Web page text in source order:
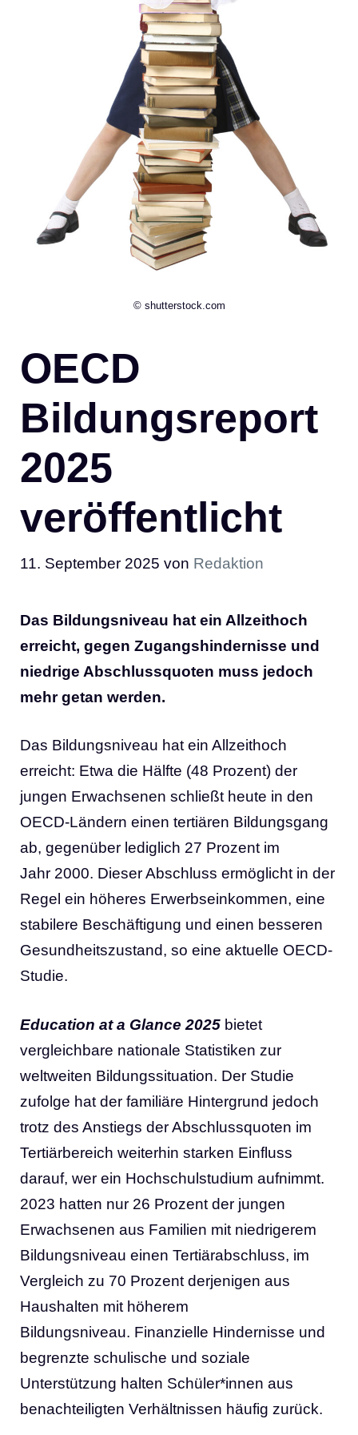
© shutterstock.com
OECD
Bildungsreport
2025
veröffentlicht
11. September 2025 von Redaktion
Das Bildungsniveau hat ein Allzeithoch
erreicht, gegen Zugangshindernisse und
niedrige Abschlussquoten muss jedoch
mehr getan werden.
Das Bildungsniveau hat ein Allzeithoch
erreicht: Etwa die Hälfte (48 Prozent) der
jungen Erwachsenen schließt heute in den
OECD-Ländern einen tertiären Bildungsgang
ab, gegenüber lediglich 27 Prozent im
Jahr 2000. Dieser Abschluss ermöglicht in der
Regel ein höheres Erwerbseinkommen, eine
stabilere Beschäftigung und einen besseren
Gesundheitszustand, so eine aktuelle OECD-
Studie.
Education at a Glance 2025 bietet
vergleichbare nationale Statistiken zur
weltweiten Bildungssituation. Der Studie
zufolge hat der familiäre Hintergrund jedoch
trotz des Anstiegs der Abschlussquoten im
Tertiärbereich weiterhin starken Einfluss
darauf, wer ein Hochschulstudium aufnimmt.
2023 hatten nur 26 Prozent der jungen
Erwachsenen aus Familien mit niedrigerem
Bildungsniveau einen Tertiärabschluss, im
Vergleich zu 70 Prozent derjenigen aus
Haushalten mit höherem
Bildungsniveau. Finanzielle Hindernisse und
begrenzte schulische und soziale
Unterstützung halten Schüler*innen aus
benachteiligten Verhältnissen häufig zurück.